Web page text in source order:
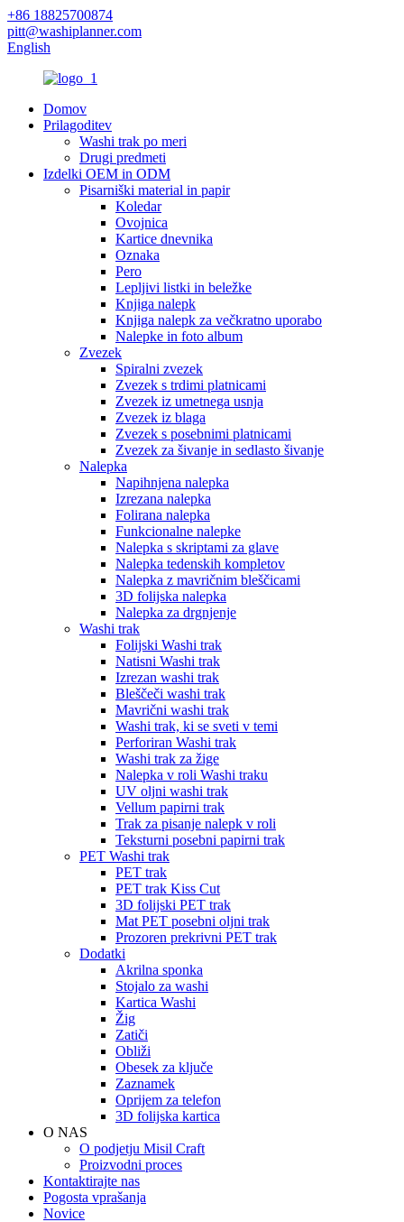
+86 18825700874
pitt@washiplanner.com
English
Domov
Prilagoditev
Washi trak po meri
Drugi predmeti
Izdelki OEM in ODM
Pisarniški material in papir
Koledar
Ovojnica
Kartice dnevnika
Oznaka
Pero
Lepljivi listki in beležke
Knjiga nalepk
Knjiga nalepk za večkratno uporabo
Nalepke in foto album
Zvezek
Spiralni zvezek
Zvezek s trdimi platnicami
Zvezek iz umetnega usnja
Zvezek iz blaga
Zvezek s posebnimi platnicami
Zvezek za šivanje in sedlasto šivanje
Nalepka
Napihnjena nalepka
Izrezana nalepka
Folirana nalepka
Funkcionalne nalepke
Nalepka s skriptami za glave
Nalepka tedenskih kompletov
Nalepka z mavričnim bleščicami
3D folijska nalepka
Nalepka za drgnjenje
Washi trak
Folijski Washi trak
Natisni Washi trak
Izrezan washi trak
Bleščeči washi trak
Mavrični washi trak
Washi trak, ki se sveti v temi
Perforiran Washi trak
Washi trak za žige
Nalepka v roli Washi traku
UV oljni washi trak
Vellum papirni trak
Trak za pisanje nalepk v roli
Teksturni posebni papirni trak
PET Washi trak
PET trak
PET trak Kiss Cut
3D folijski PET trak
Mat PET posebni oljni trak
Prozoren prekrivni PET trak
Dodatki
Akrilna sponka
Stojalo za washi
Kartica Washi
Žig
Zatiči
Obliži
Obesek za ključe
Zaznamek
Oprijem za telefon
3D folijska kartica
O NAS
O podjetju Misil Craft
Proizvodni proces
Kontaktirajte nas
Pogosta vprašanja
Novice